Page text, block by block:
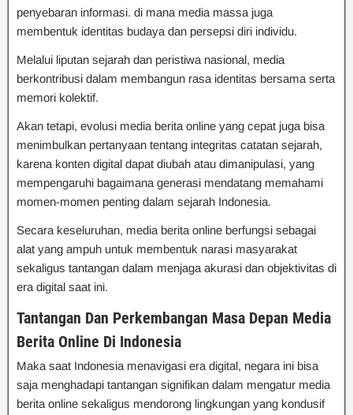
penyebaran informasi. di mana media massa juga
membentuk identitas budaya dan persepsi diri individu.
Melalui liputan sejarah dan peristiwa nasional, media
berkontribusi dalam membangun rasa identitas bersama serta
memori kolektif.
Akan tetapi, evolusi media berita online yang cepat juga bisa
menimbulkan pertanyaan tentang integritas catatan sejarah,
karena konten digital dapat diubah atau dimanipulasi, yang
mempengaruhi bagaimana generasi mendatang memahami
momen-momen penting dalam sejarah Indonesia.
Secara keseluruhan, media berita online berfungsi sebagai
alat yang ampuh untuk membentuk narasi masyarakat
sekaligus tantangan dalam menjaga akurasi dan objektivitas di
era digital saat ini.
Tantangan Dan Perkembangan Masa Depan Media
Berita Online Di Indonesia
Maka saat Indonesia menavigasi era digital, negara ini bisa
saja menghadapi tantangan signifikan dalam mengatur media
berita online sekaligus mendorong lingkungan yang kondusif